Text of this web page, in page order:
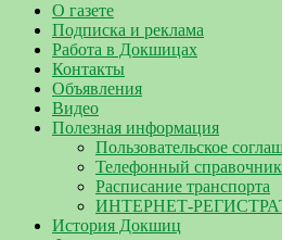
О газете
Подписка и реклама
Работа в Докшицах
Контакты
Объявления
Видео
Полезная информация
Пользовательское
Телефонный справочник
Расписание транспорта
ИНТЕРНЕТ-
История Докшиц